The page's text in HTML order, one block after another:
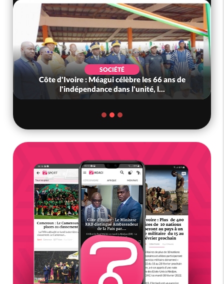
SOCIÉTÉ
Côte d'Ivoire : Méagui célèbre les 66 ans de
l'indépendance dans l'unité, l...